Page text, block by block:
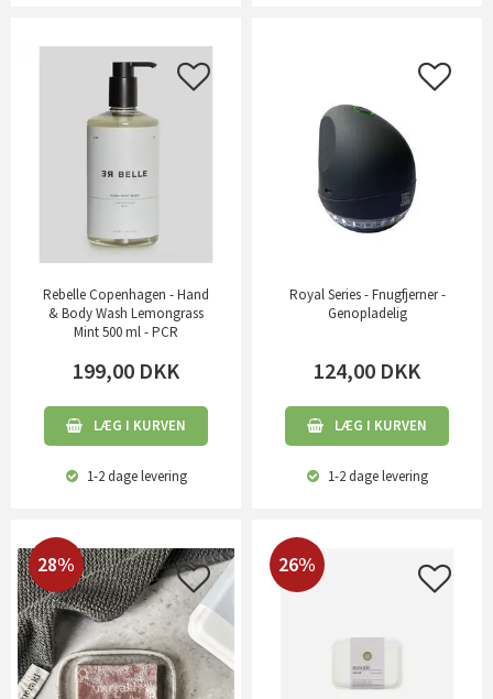
Rebelle Copenhagen - Hand
& Body Wash Lemongrass
Mint 500 ml - PCR
199,00 DKK
LÆG I KURVEN
1-2 dagelevering
Royal Series - Fnugfjerner -
Genopladelig
124,00 DKK
LÆG I KURVEN
1-2 dagelevering
28% 26%